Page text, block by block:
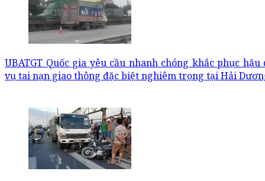
UBATGT Quốc gia yêu cầu nhanh chóng khắc phục hậu
vụ tai nạn giao thông đặc biệt nghiêm trọng tại Hải